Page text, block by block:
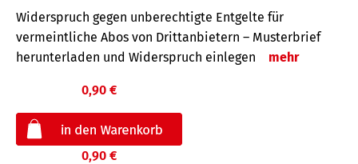
Widerspruch gegen unberechtigte Entgelte für
vermeintliche Abos von Drittanbietern – Musterbrief
herunterladen und Widerspruch einlegen
mehr
0,90 €
0,90 €